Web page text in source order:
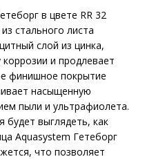
в цвете RR 32
стального листа
слой из цинка,
и продлевает
финишное покрытие
насыщенную
пыли и ультрафиолета.
будет выглядеть, как
Aquasystem Гетеборг
что позволяет